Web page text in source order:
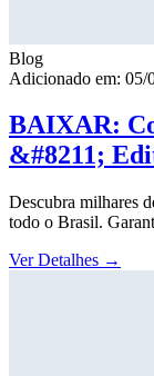
Blog
Adicionado em: 05/
BAIXAR:
&#8211;
Descubra milhares
todo o Brasil.
Ver Detalhes →